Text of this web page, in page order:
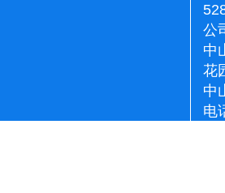
公
中
花
中
电